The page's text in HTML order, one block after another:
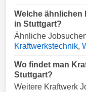
Welche ähnlichen
in Stuttgart?
Ähnliche
Kraftwerkstechnik,
Wo findet man
Stuttgart?
Weitere Kraftwerk